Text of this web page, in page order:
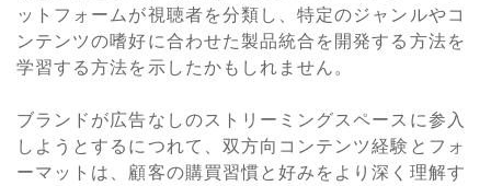
ットフォームが視聴者を分類し、特定のジャンルやコ
ンテンツの嗜好に合わせた製品統合を開発する方法を
学習する方法を示したかもしれません。
ブランドが広告なしのストリーミングスペースに参入
しようとするにつれて、双方向コンテンツ経験とフォ
ーマットは、顧客の購買習慣と好みをより深く理解す